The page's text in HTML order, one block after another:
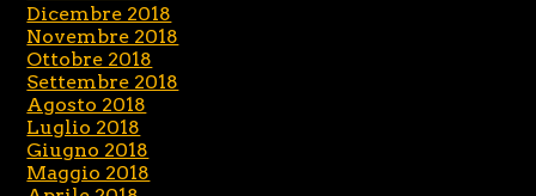
Dicembre 2018
Novembre 2018
Ottobre 2018
Settembre 2018
Agosto 2018
Luglio 2018
Giugno 2018
Maggio 2018